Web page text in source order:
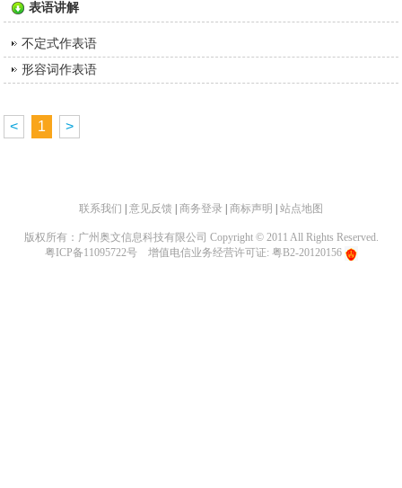
表语讲解
不定式作表语
形容词作表语
< 1 >
联系我们 意见反馈 商务登录 商标声明 站点地图
版权所有：广州奥文信息科技有限公司 Copyright © 2011 All Rights Reserved.
粤ICP备11095722号
增值电信业务经营许可证: 粤B2-20120156